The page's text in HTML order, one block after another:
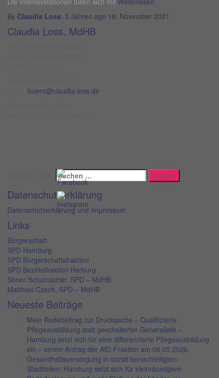
By Claudia Loss, 5 Jahren ago 18. November 2021
Claudia Loss, MdHB
buero@claudia-loss.de
Datenschutzerklärung
Datenschutzerklärung und Impressum
Links
Bürgerschaft
SPD Hamburg
SPD Bürgerschaftsfraktion
SPD Bezirksfraktion Harburg
Sören Schumacher, SPD – MdHB
Matthias Czech, SPD – MdHB
Neueste Beiträge
Mein Redebeitrag zur Drucksache – Qualifizierte
Pflegeausbildung statt gescheiterter Generalistik –
Hamburg setzt sich für eine differenzierte Pflegeausbildung
ein – einem Antrag der AfD-Fraktion am 06.05.2026.
Gesundheitsversorgung in sozial benachteiligten
Stadtteilen: Hamburg setzt sich für kleinräumigere